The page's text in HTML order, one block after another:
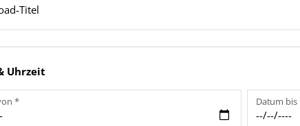
Titel
Uhrzeit
* Datum bis